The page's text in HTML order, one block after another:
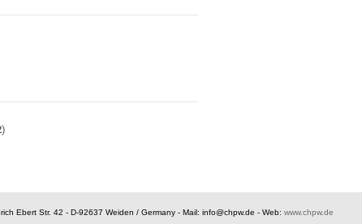
)
Ebert Str. 42 - D-92637 Weiden / Germany - Mail: info@chpw.de - Web: www.chpw.de